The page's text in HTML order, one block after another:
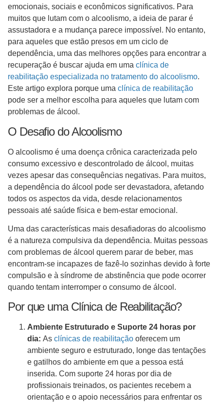
emocionais, sociais e econômicos significativos. Para
muitos que lutam com o alcoolismo, a ideia de parar é
assustadora e a mudança parece impossível. No entanto,
para aqueles que estão presos em um ciclo de
dependência, uma das melhores opções para encontrar a
recuperação é buscar ajuda em uma clínica de
reabilitação especializada no tratamento do alcoolismo.
Este artigo explora porque uma clínica de reabilitação
pode ser a melhor escolha para aqueles que lutam com
problemas de álcool.
O Desafio do Alcoolismo
O alcoolismo é uma doença crônica caracterizada pelo
consumo excessivo e descontrolado de álcool, muitas
vezes apesar das consequências negativas. Para muitos,
a dependência do álcool pode ser devastadora, afetando
todos os aspectos da vida, desde relacionamentos
pessoais até saúde física e bem-estar emocional.
Uma das características mais desafiadoras do alcoolismo
é a natureza compulsiva da dependência. Muitas pessoas
com problemas de álcool querem parar de beber, mas
encontram-se incapazes de fazê-lo sozinhas devido à forte
compulsão e à síndrome de abstinência que pode ocorrer
quando tentam interromper o consumo de álcool.
Por que uma Clínica de Reabilitação?
Ambiente Estruturado e Suporte 24 horas por
dia: As clínicas de reabilitação oferecem um
ambiente seguro e estruturado, longe das tentações
e gatilhos do ambiente em que a pessoa está
inserida. Com suporte 24 horas por dia de
profissionais treinados, os pacientes recebem a
orientação e o apoio necessários para enfrentar os